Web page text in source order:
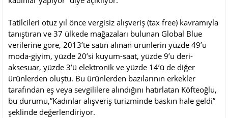
Tatilcileri otuz yıl önce vergisiz alışveriş (tax free) kavramıyla
tanıştıran ve 37 ülkede mağazaları bulunan Global Blue
verilerine göre, 2013’te satın alınan ürünlerin yüzde 49’u
moda-giyim, yüzde 20’si kuyum-saat, yüzde 9’u deri-
aksesuar, yüzde 3’ü elektronik ve yüzde 14’ü de diğer
ürünlerden oluştu. Bu ürünlerden bazılarının erkekler
tarafından eş veya sevgililere alındığını hatırlatan Köfteoğlu,
bu durumu,”Kadınlar alışveriş turizminde baskın hale geldi”
şeklinde değerlendiriyor.